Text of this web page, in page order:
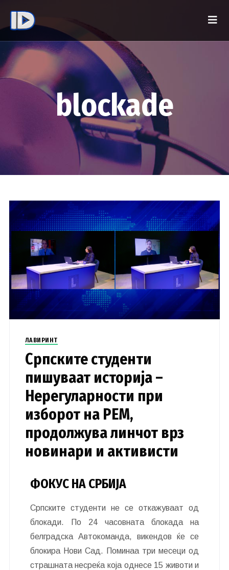
blockade
ЛАВИРИНТ
Српските студенти
пишуваат историја –
Нерегуларности при
изборот на РЕМ,
продолжува линчот врз
новинари и активисти
ФОКУС НА СРБИЈА
Српските студенти не се откажуваат од
блокади. По 24 часовната блокада на
белградска Автокоманда, викендов ќе се
блокира Нови Сад. Поминаа три месеци од
страшната несреќа која однесе 15 животи и